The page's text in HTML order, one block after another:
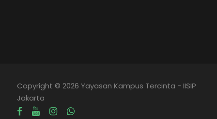
Copyright © 2026 Yayasan Kampus Tercinta - IISIP
Jakarta